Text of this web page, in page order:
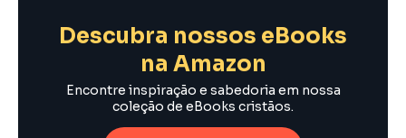
Descubra nossos eBooks
na Amazon
Encontre inspiração e sabedoria em nossa
coleção de eBooks cristãos.